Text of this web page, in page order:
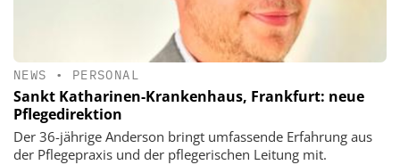
NEWS • PERSONAL
Sankt Katharinen-Krankenhaus, Frankfurt: neue
Pflegedirektion
Der 36-jährige Anderson bringt umfassende Erfahrung aus
der Pflegepraxis und der pflegerischen Leitung mit.